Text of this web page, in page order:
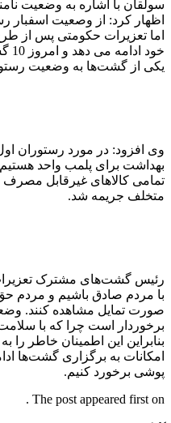
سولقان با اشاره به وضعیت
اظهار کرد: از وصعیت اسفبار
اما تعزیرات حکومتی پس از
یکی از گشت‌ها به وضعیت
وی افزود: در مورد رستوران
بهداشت برای پلمب واحد
تمامی کالاهای غیرقابل مصرف
متخلف جریمه شد.
رئیس گشت‌های مشترک
با مردم صادق باشیم و مردم حق
صورت تمایل مشاهده کنند.
برخوردار است چرا که با
بنابراین این اطمینان خاطر
امکانات به برگزاری گشت‌ها
پوشی برخورد کنیم.
The post appeared first on .